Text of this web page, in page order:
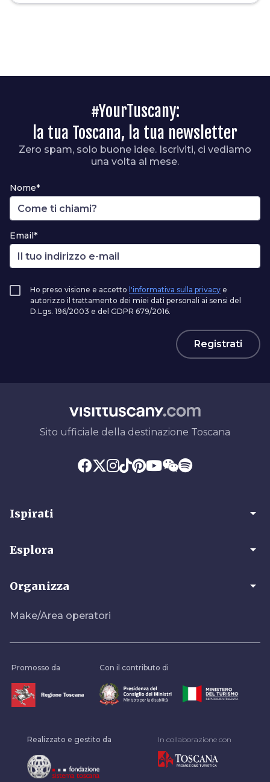
#YourTuscany:
la tua Toscana, la tua newsletter
Zero spam, solo buone idee. Iscriviti, ci vediamo
una volta al mese.
Nome*
Email*
Ho preso visione e accetto l'informativa sulla privacy e
autorizzo il trattamento dei miei dati personali ai sensi del
D.Lgs. 196/2003 e del GDPR 679/2016.
Registrati
Sito ufficiale della destinazione Toscana
Ispirati arrow_drop_down
Esplora arrow_drop_down
Organizza arrow_drop_down
Make/Area operatori
Promosso da Con il contributo di
Realizzato e gestito da In collaborazione con